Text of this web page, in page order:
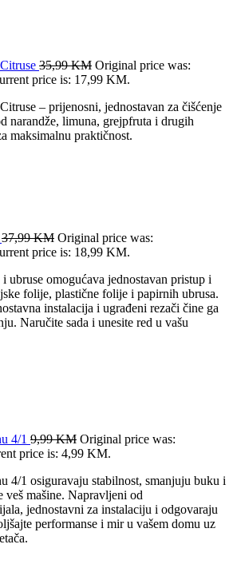
35,99KM Original price was:
price is: 17,99 KM.
– prijenosni, jednostavan za čišćenje
narandže, limuna, grejpfruta i drugih
maksimalnu praktičnost.
37,99KM Original price was:
price is: 18,99 KM.
ubruse omogućava jednostavan pristup i
folije, plastične folije i papirnih ubrusa.
instalacija i ugrađeni rezači čine ga
Naručite sada i unesite red u vašu
4/1 9,99KM Original price was:
price is: 4,99 KM.
4/1 osiguravaju stabilnost, smanjuju buku i
veš mašine. Napravljeni od
jednostavni za instalaciju i odgovaraju
performanse i mir u vašem domu uz